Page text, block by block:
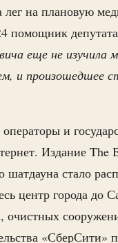
лег на плановую
помощник
еще не изучила
и произошедшее
и
Издание The
шатдауна стало
центр города до
«СберСити»